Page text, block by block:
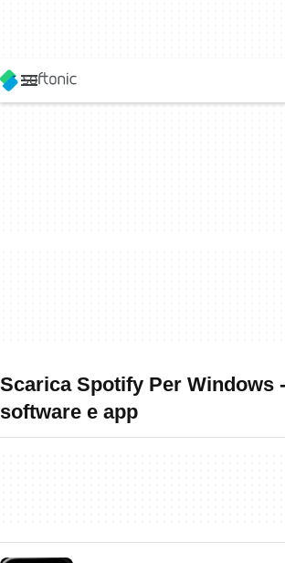
Scarica Spotify Per Windows
software e app